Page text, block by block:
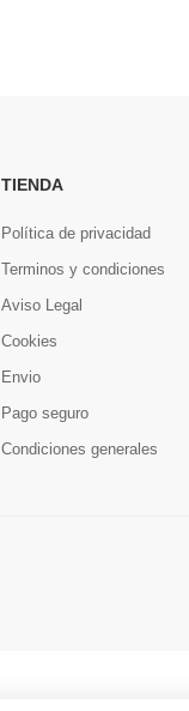
TIENDA
Política de privacidad
Terminos y condiciones
Aviso Legal
Cookies
Envio
Pago seguro
Condiciones generales